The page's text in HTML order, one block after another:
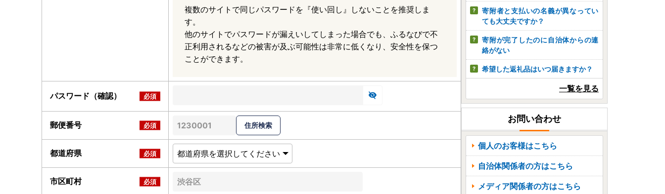
複数のサイトで同じパスワードを『使い回し』しないことを推奨しま
す。
他のサイトでパスワードが漏えいしてしまった場合でも、ふるなびで不
正利用されるなどの被害が及ぶ可能性は非常に低くなり、安全性を保つ
ことができます。
パスワード（確認）
郵便番号
都道府県
市区町村
寄附者と支払いの名義が異なってい
ても大丈夫ですか？
寄附が完了したのに自治体からの連
絡がない
希望した返礼品はいつ届きますか？
一覧を見る
お問い合わせ
個人のお客様はこちら
自治体関係者の方はこちら
メディア関係者の方はこちら